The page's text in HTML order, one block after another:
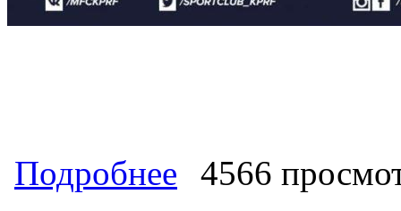
Подробнее о Чемпион России МФК КПРФ –
КПРФ стал призером самого
третье место наши ребята
4566